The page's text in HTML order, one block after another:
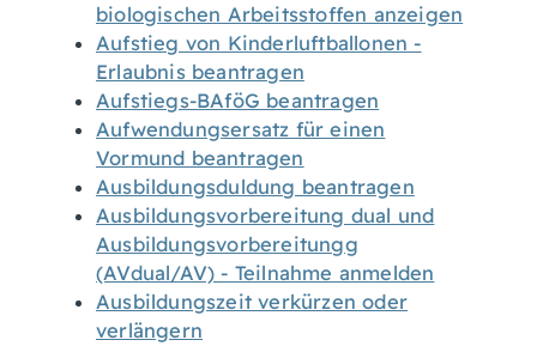
biologischen Arbeitsstoffen anzeigen
Aufstieg von Kinderluftballonen -
Erlaubnis beantragen
Aufstiegs-BAföG beantragen
Aufwendungsersatz für einen
Vormund beantragen
Ausbildungsduldung beantragen
Ausbildungsvorbereitung dual und
Ausbildungsvorbereitungg
(AVdual/AV) - Teilnahme anmelden
Ausbildungszeit verkürzen oder
verlängern